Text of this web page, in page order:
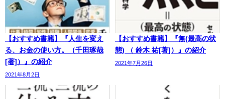
【おすすめ書籍】『人生を変え
る、お金の使い方。（千田琢哉
[著]）』の紹介
2021年8月2日
【おすすめ書籍】『無(最高の状
態) （ 鈴木 祐[著]）』の紹介
2021年7月26日